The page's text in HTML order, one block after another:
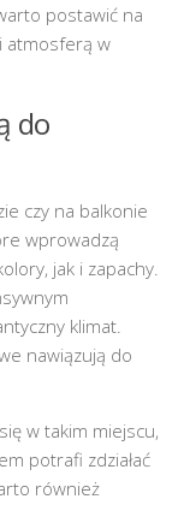
postawić na
atmosferą w
do
czy na balkonie
wprowadzą
jak i zapachy.
klimat.
nawiązują do
w takim miejscu,
potrafi zdziałać
również